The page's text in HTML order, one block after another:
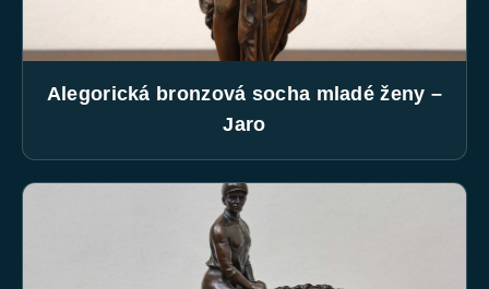
Alegorická bronzová socha mladé ženy –
Jaro